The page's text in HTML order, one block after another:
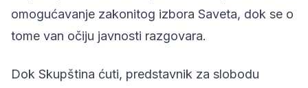
omogućavanje zakonitog izbora Saveta, dok se o
tome van očiju javnosti razgovara.
Dok Skupština ćuti, predstavnik za slobodu